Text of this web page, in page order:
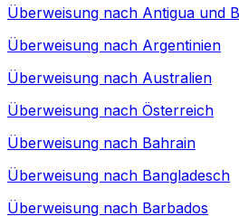
Überweisung nach Antigua und
Überweisung nach Argentinien
Überweisung nach Australien
Überweisung nach Österreich
Überweisung nach Bahrain
Überweisung nach Bangladesch
Überweisung nach Barbados